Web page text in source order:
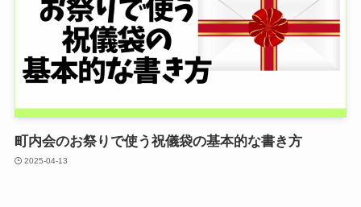
町内会のお祭りで使う祝儀袋の基本的な書き方
2025-04-13